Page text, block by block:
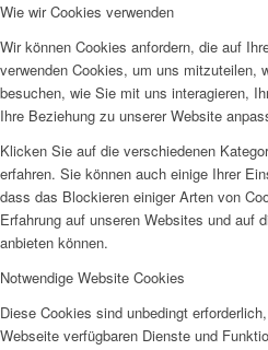
Wie wir Cookies verwenden
Wir können Cookies anfordern, die auf
verwenden Cookies, um uns mitzuteilen,
besuchen, wie Sie mit uns interagieren,
Ihre Beziehung zu unserer Website
Klicken Sie auf die verschiedenen
erfahren. Sie können auch einige Ihrer
dass das Blockieren einiger Arten von
Erfahrung auf unseren Websites und auf
anbieten können.
Notwendige Website Cookies
Diese Cookies sind unbedingt
Webseite verfügbaren Dienste und